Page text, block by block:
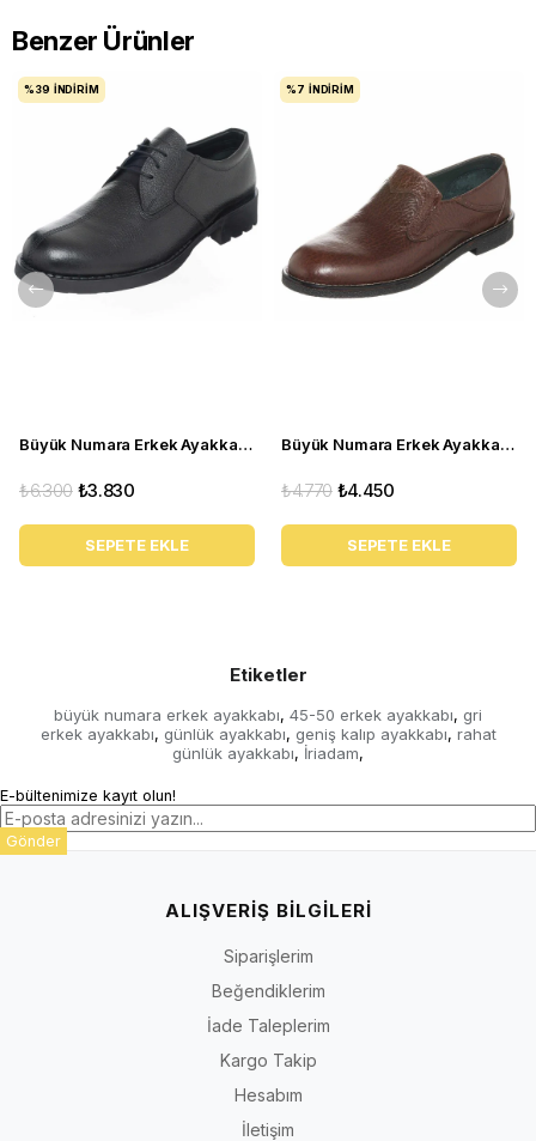
Benzer Ürünler
Büyük Numara Erkek Ayakkabı S946 Siyah Deri
₺3.830
₺6.300
SEPETE EKLE
%39 İNDIRIM
Büyük Numara Erkek Ayakkabı CS941 Kahve
₺4.450
₺4.770
SEPETE EKLE
%7 İNDIRIM
Etiketler
büyük numara erkek ayakkabı, 45-50 erkek ayakkabı, gri
erkek ayakkabı, günlük ayakkabı, geniş kalıp ayakkabı, rahat
günlük ayakkabı, İriadam,
E-bültenimize kayıt olun!
Gönder
ALIŞVERİŞ BİLGİLERİ
Siparişlerim
Beğendiklerim
İade Taleplerim
Kargo Takip
Hesabım
İletişim